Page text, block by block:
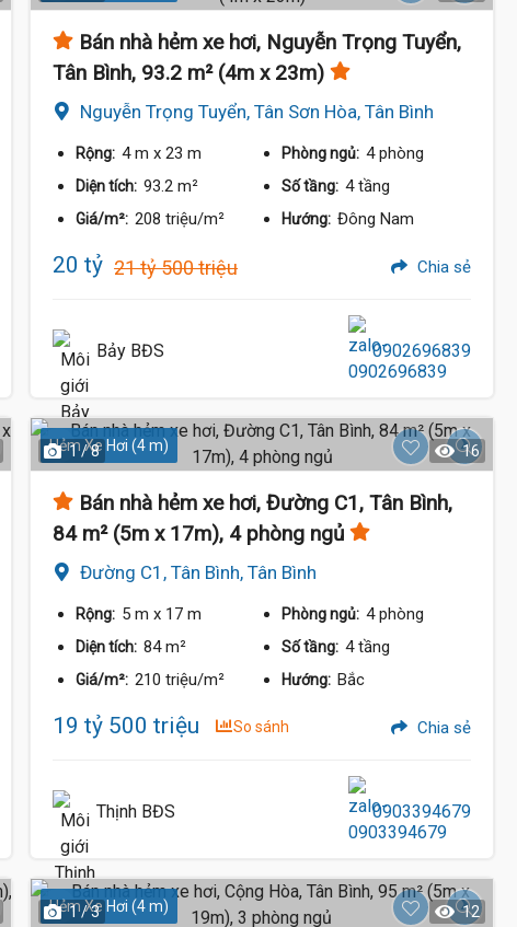
Bán nhà hẻm xe hơi, Nguyễn Trọng Tuyển,
Tân Bình, 93.2 m² (4m x 23m)
Nguyễn Trọng Tuyển, Tân Sơn Hòa, Tân Bình
Rộng: 4 m x 23 m Phòng ngủ: 4 phòng
Diện tích: 93.2 m² Số tầng: 4 tầng
Giá/m²: 208 triệu/m² Hướng: Đông Nam
20 tỷ 21 tỷ 500 triệu Chia sẻ
Bảy BĐS 0902696839
Hẻm Xe Hơi (4 m)
1 / 8 16
Bán nhà hẻm xe hơi, Đường C1, Tân Bình,
84 m² (5m x 17m), 4 phòng ngủ
Đường C1, Tân Bình, Tân Bình
Rộng: 5 m x 17 m Phòng ngủ: 4 phòng
Diện tích: 84 m² Số tầng: 4 tầng
Giá/m²: 210 triệu/m² Hướng: Bắc
19 tỷ 500 triệu So sánh Chia sẻ
Thịnh BĐS 0903394679
Hẻm Xe Hơi (4 m)
1 / 3 12